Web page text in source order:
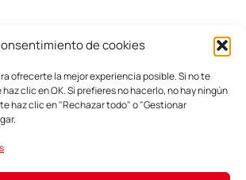
de cookies
ofrecerte la mejor experiencia posible. Si no te
clic en OK. Si prefieres no hacerlo, no hay ningún
haz clic en "Rechazar todo" o "Gestionar